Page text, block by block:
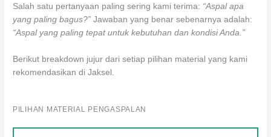
Salah satu pertanyaan paling sering kami terima: “Aspal apa
yang paling bagus?” Jawaban yang benar sebenarnya adalah:
“Aspal yang paling tepat untuk kebutuhan dan kondisi Anda.”
Berikut breakdown jujur dari setiap pilihan material yang kami
rekomendasikan di Jaksel.
PILIHAN MATERIAL PENGASPALAN